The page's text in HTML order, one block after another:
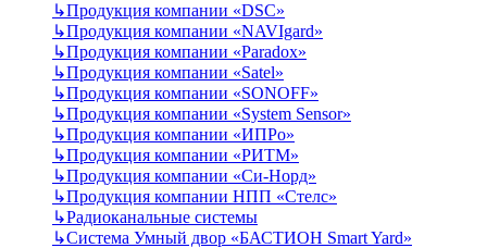
↳Продукция компании «DSC»
↳Продукция компании «NAVIgard»
↳Продукция компании «Paradox»
↳Продукция компании «Satel»
↳Продукция компании «SONOFF»
↳Продукция компании «System Sensor»
↳Продукция компании «ИПРо»
↳Продукция компании «РИТМ»
↳Продукция компании «Си-Норд»
↳Продукция компании НПП «Стелс»
↳Радиоканальные системы
↳Система Умный двор «БАСТИОН Smart Yard»